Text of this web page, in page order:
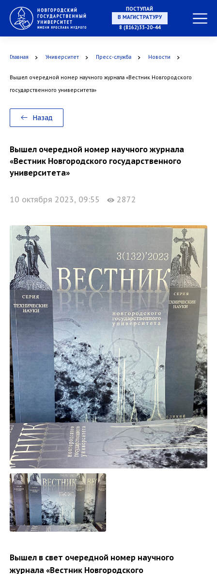
ПОСТУПАЙ
НА СПЕЦИАЛИТЕТ
В МАГИСТРАТУРУ
В ОРДИНАТУРУ
8 (8162)33-20-44
Главная Университет Пресс-служба Новости
Вышел очередной номер научного журнала «Вестник Новгородского
государственного университета»
Назад
Вышел очередной номер научного журнала
«Вестник Новгородского государственного
университета»
10 октября 2023, 09:55 2872
Вышел в свет очередной номер научного
журнала «Вестник Новгородского